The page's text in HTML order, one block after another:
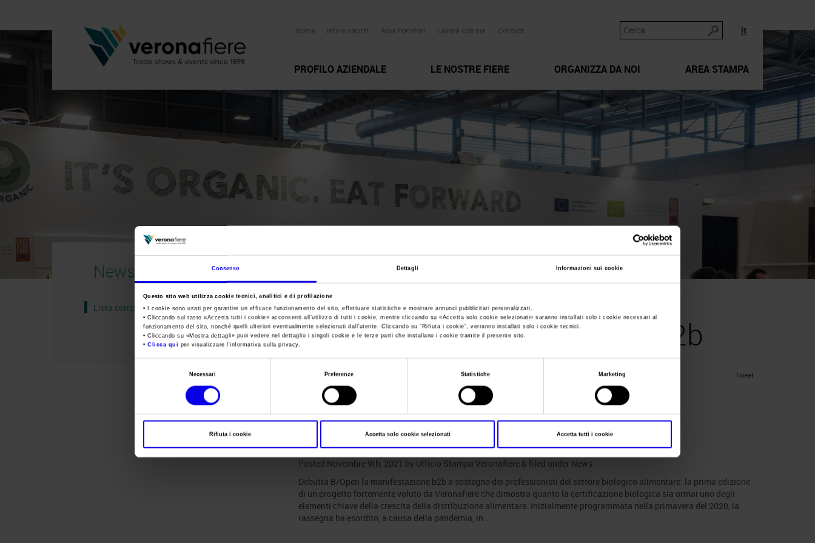
Consenso Dettagli Informazioni sui cookie
Questo sito web utilizza cookie tecnici, analitici e di profilazione
• I cookie sono usati per garantire un efficace funzionamento del sito, effettuare statistiche e mostrare annunci pubblicitari personalizzati.
• Cliccando sul tasto «Accetta tutti i cookie» acconsenti all’utilizzo di tutti i cookie, mentre cliccando su «Accetta solo cookie selezionati» saranno installati solo i cookie necessari al
funzionamento del sito, nonché quelli ulteriori eventualmente selezionati dall’utente. Cliccando su “ Rifiuta i cookie”, verranno installati solo i cookie tecnici.
• Cliccando su «Mostra dettagli» puoi vedere nel dettaglio i singoli cookie e le terze parti che installano i cookie tramite il presente sito.
•Clicca qui per visualizzare l'informativa sulla privacy.
Necessari Preferenze Statistiche Marketing
Rifiuta i cookie Accetta solo cookie selezionati Accetta tutti i cookie
it
Home Info e servizi Area Fornitori Lavora con noi Contatti
PROFILO AZIENDALE LE NOSTRE FIERE ORGANIZZA DA NOI AREA STAMPA
News
Lista completa Sei in: News
B/Open, il biologico diventa b2b
Tweet
Posts Tagged:
confex
B/Open, il biologico diventa b2b
Posted Novembre 9th, 2021 by Ufficio Stampa Veronafiere & filed under News.
Debutta B/Open la manifestazione b2b a sostegno dei professionisti del settore biologico alimentare: la prima edizione
di un progetto fortemente voluto da Veronafiere che dimostra quanto la certificazione biologica sia ormai uno degli
elementi chiave della crescita della distribuzione alimentare. Inizialmente programmata nella primavera del 2020, la
rassegna ha esordito, a causa della pandemia, in…